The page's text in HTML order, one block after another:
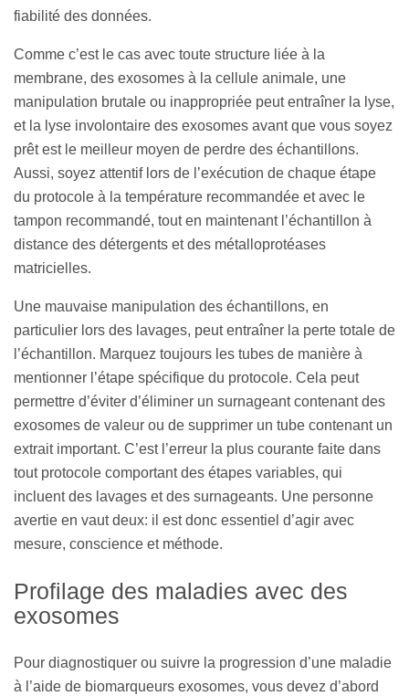
fiabilité des données.
Comme c’est le cas avec toute structure liée à la
membrane, des exosomes à la cellule animale, une
manipulation brutale ou inappropriée peut entraîner la lyse,
et la lyse involontaire des exosomes avant que vous soyez
prêt est le meilleur moyen de perdre des échantillons.
Aussi, soyez attentif lors de l’exécution de chaque étape
du protocole à la température recommandée et avec le
tampon recommandé, tout en maintenant l’échantillon à
distance des détergents et des métalloprotéases
matricielles.
Une mauvaise manipulation des échantillons, en
particulier lors des lavages, peut entraîner la perte totale de
l’échantillon. Marquez toujours les tubes de manière à
mentionner l’étape spécifique du protocole. Cela peut
permettre d’éviter d’éliminer un surnageant contenant des
exosomes de valeur ou de supprimer un tube contenant un
extrait important. C’est l’erreur la plus courante faite dans
tout protocole comportant des étapes variables, qui
incluent des lavages et des surnageants. Une personne
avertie en vaut deux: il est donc essentiel d’agir avec
mesure, conscience et méthode.
Profilage des maladies avec des
exosomes
Pour diagnostiquer ou suivre la progression d’une maladie
à l’aide de biomarqueurs exosomes, vous devez d’abord